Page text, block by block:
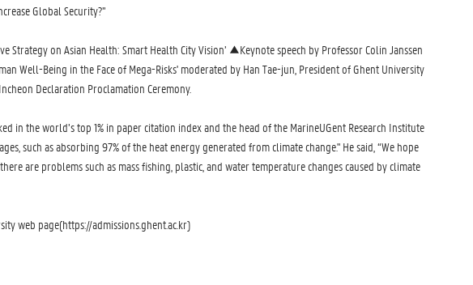
Global Security?”
on Asian Health: Smart Health City Vision’ ▲Keynote speech by Professor Colin Janssen
Well-Being in the Face of Mega-Risks' moderated by Han Tae-jun, President of Ghent University
Declaration Proclamation Ceremony.
the world’s top 1% in paper citation index and the head of the MarineUGent Research Institute
such as absorbing 97% of the heat energy generated from climate change." He said, “We hope
are problems such as mass fishing, plastic, and water temperature changes caused by climate
web page(https://admissions.ghent.ac.kr)